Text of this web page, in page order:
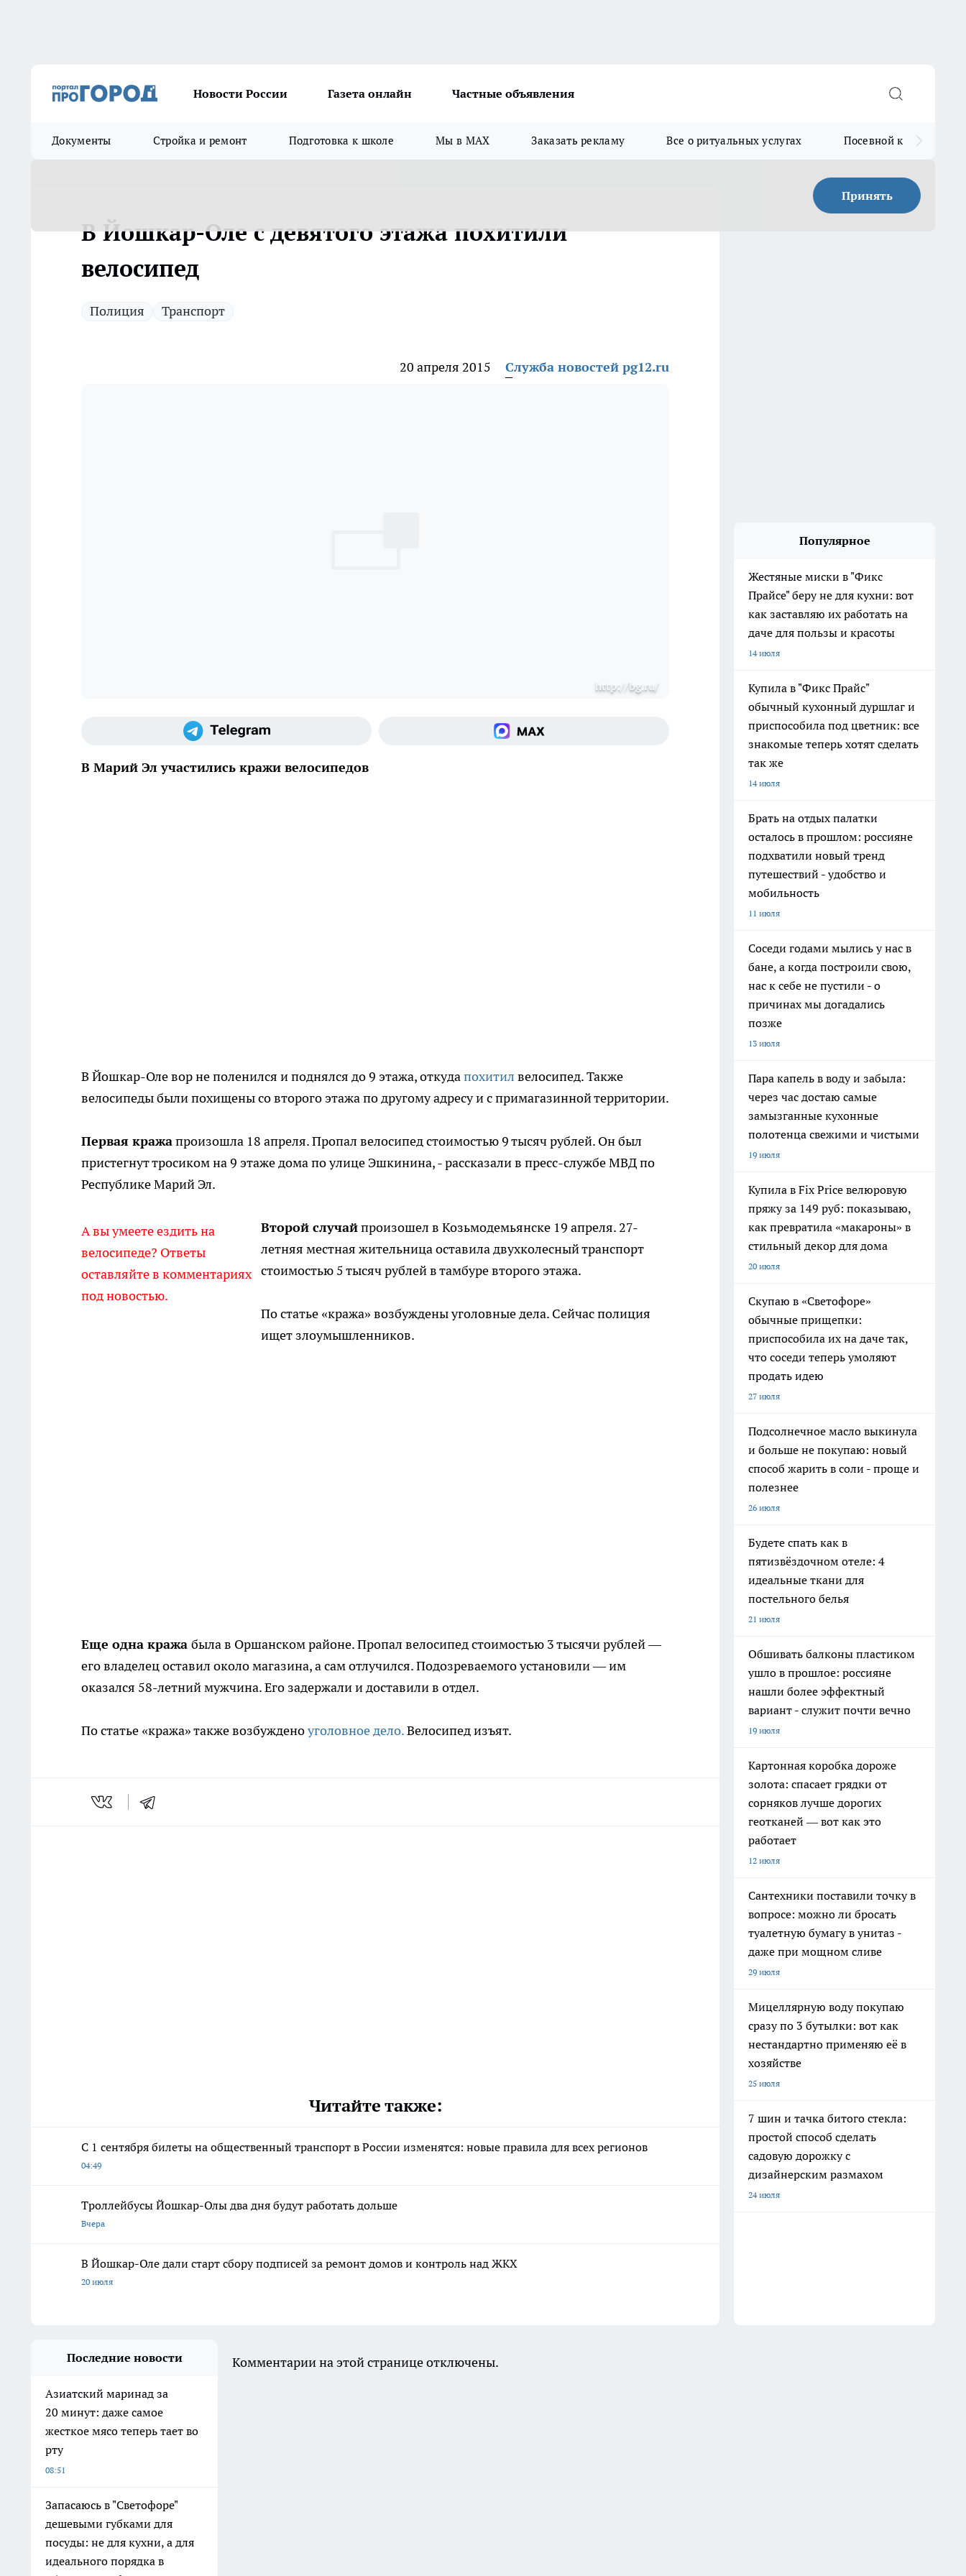
Новости России Газета онлайн Частные объявления
Документы Стройка и ремонт Подготовка к школе Мы в MAX Заказать рекламу Все о ритуальных услугах Посевной календарь
Принять
В Йошкар-Оле с девятого этажа похитили
велосипед
Полиция Транспорт
20 апреля 2015 Служба новостей pg12.ru
http://bg.ru/
В Марий Эл участились кражи велосипедов
В Йошкар-Оле вор не поленился и поднялся до 9 этажа, откудапохитил велосипед. Также
велосипеды были похищены со второго этажа по другому адресу и с примагазинной территории.
Первая кражапроизошла 18 апреля. Пропал велосипед стоимостью 9 тысяч рублей. Он был
пристегнут тросиком на 9 этаже дома по улице Эшкинина, - рассказали в пресс-службе МВД по
Республике Марий Эл.
А вы умеете ездить на
велосипеде? Ответы
оставляйте в комментариях
под новостью.
Второй случайпроизошел в Козьмодемьянске 19 апреля. 27-
летняя местная жительница оставила двухколесный транспорт
стоимостью 5 тысяч рублей в тамбуре второго этажа.
По статье «кража» возбуждены уголовные дела. Сейчас полиция
ищет злоумышленников.
Еще одна кража была в Оршанском районе. Пропал велосипед стоимостью 3 тысячи рублей —
его владелец оставил около магазина, а сам отлучился. Подозреваемого установили — им
оказался 58-летний мужчина. Его задержали и доставили в отдел.
По статье «кража» также возбужденоуголовное дело.Велосипед изъят.
Читайте также:
С 1 сентября билеты на общественный транспорт в России изменятся: новые правила для всех регионов
04:49
Троллейбусы Йошкар-Олы два дня будут работать дольше
Вчера
В Йошкар-Оле дали старт сбору подписей за ремонт домов и контроль над ЖКХ
20 июля
Популярное
Жестяные миски в "Фикс
Прайсе" беру не для кухни: вот
как заставляю их работать на
даче для пользы и красоты
14 июля
Купила в "Фикс Прайс"
обычный кухонный дуршлаг и
приспособила под цветник: все
знакомые теперь хотят сделать
так же
14 июля
Брать на отдых палатки
осталось в прошлом: россияне
подхватили новый тренд
путешествий - удобство и
мобильность
11 июля
Соседи годами мылись у нас в
бане, а когда построили свою,
нас к себе не пустили - о
причинах мы догадались
позже
13 июля
Пара капель в воду и забыла:
через час достаю самые
замызганные кухонные
полотенца свежими и чистыми
19 июля
Купила в Fix Price велюровую
пряжу за 149 руб: показываю,
как превратила «макароны» в
стильный декор для дома
20 июля
Скупаю в «Светофоре»
обычные прищепки:
приспособила их на даче так,
что соседи теперь умоляют
продать идею
27 июля
Подсолнечное масло выкинула
и больше не покупаю: новый
способ жарить в соли - проще и
полезнее
26 июля
Будете спать как в
пятизвёздочном отеле: 4
идеальные ткани для
постельного белья
21 июля
Обшивать балконы пластиком
ушло в прошлое: россияне
нашли более эффектный
вариант - служит почти вечно
19 июля
Картонная коробка дороже
золота: спасает грядки от
сорняков лучше дорогих
геотканей — вот как это
работает
12 июля
Сантехники поставили точку в
вопросе: можно ли бросать
туалетную бумагу в унитаз -
даже при мощном сливе
29 июля
Мицеллярную воду покупаю
сразу по 3 бутылки: вот как
нестандартно применяю её в
хозяйстве
25 июля
7 шин и тачка битого стекла:
простой способ сделать
садовую дорожку с
дизайнерским размахом
24 июля
Последние новости
Азиатский маринад за
20 минут: даже самое
жесткое мясо теперь тает во
рту
08:51
Запасаюсь в "Светофоре"
дешевыми губками для
посуды: не для кухни, а для
идеального порядка в
Комментарии на этой странице отключены.